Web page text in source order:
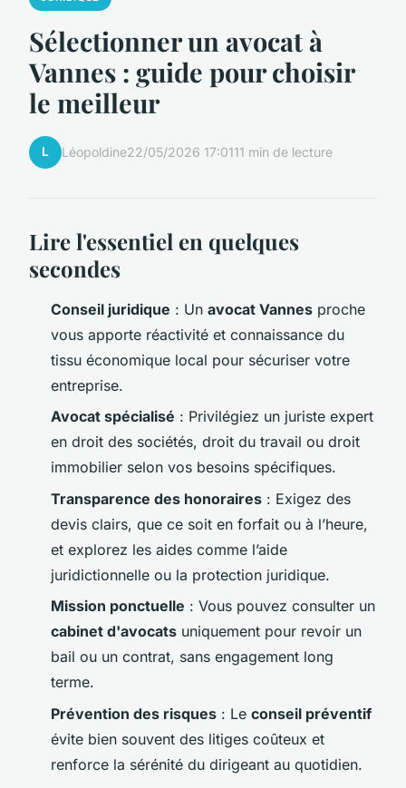
Sélectionner un avocat à
Vannes : guide pour choisir
le meilleur
L Léopoldine22/05/2026 17:0111 min de lecture
Lire l'essentiel en quelques
secondes
Conseil juridique : Un avocat Vannes proche
vous apporte réactivité et connaissance du
tissu économique local pour sécuriser votre
entreprise.
Avocat spécialisé : Privilégiez un juriste expert
en droit des sociétés, droit du travail ou droit
immobilier selon vos besoins spécifiques.
Transparence des honoraires : Exigez des
devis clairs, que ce soit en forfait ou à l’heure,
et explorez les aides comme l’aide
juridictionnelle ou la protection juridique.
Mission ponctuelle : Vous pouvez consulter un
cabinet d'avocats uniquement pour revoir un
bail ou un contrat, sans engagement long
terme.
Prévention des risques : Le conseil préventif
évite bien souvent des litiges coûteux et
renforce la sérénité du dirigeant au quotidien.